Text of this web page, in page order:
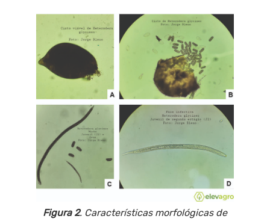
Figura 2. Características morfológicas de